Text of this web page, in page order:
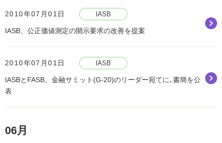
2010年07月01日 IASB
IASB、公正価値測定の開示要求の改善を提案
2010年07月01日 IASB
IASBとFASB、金融サミット(G-20)のリーダー宛てに､書簡を公
表
06月